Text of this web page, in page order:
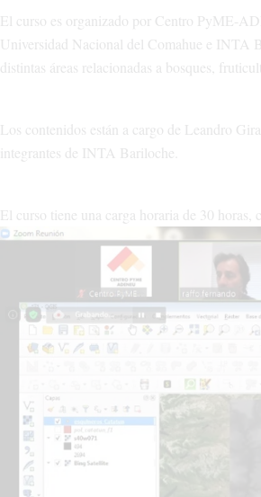
El curso es organizado por Centro PyME-
Universidad Nacional del Comahue e INTA
distintas áreas relacionadas a bosques,
Los contenidos están a cargo de Leandro
integrantes de INTA Bariloche.
El curso tiene una carga horaria de 30 horas,